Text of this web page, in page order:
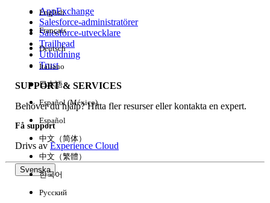
Händelse
Rensa alla Klart
AppExchange
Salesforce-administratörer
Salesforce-utvecklare
Trailhead
Utbildning
Trust
SUPPORT & SERVICES
Behöver du hjälp? Hitta fler resurser eller kontakta en expert.
Få support
Drivs avExperience Cloud
Svenska
English
Français
Deutsch
Italiano
日本語
Español (México)
Español
中文（简体）
中文（繁體）
한국어
Русский